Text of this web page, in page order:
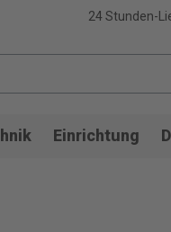
24 Stunden-
Einrichtung